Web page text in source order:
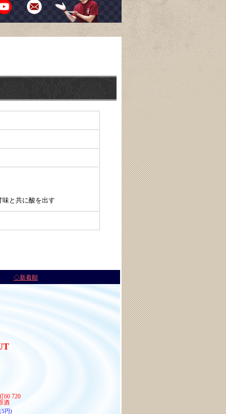
と共に酸を出す
◇新着順
60 720
酒
円)